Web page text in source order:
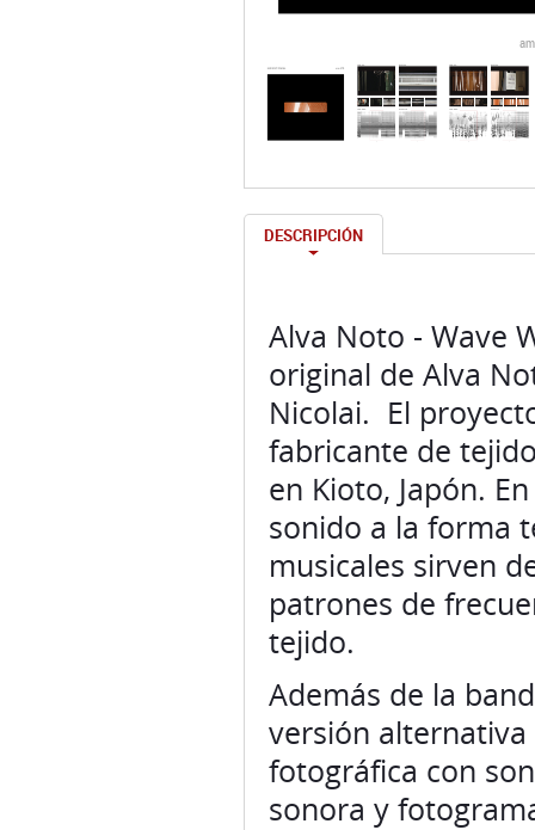
DESCRIPCIÓN
Alva Noto - Wave
original de Alva
Nicolai. El
fabricante de
en Kioto, Japón.
sonido a la forma
musicales sirven
patrones de
tejido.
Además de la
versión
fotográfica con
sonora y